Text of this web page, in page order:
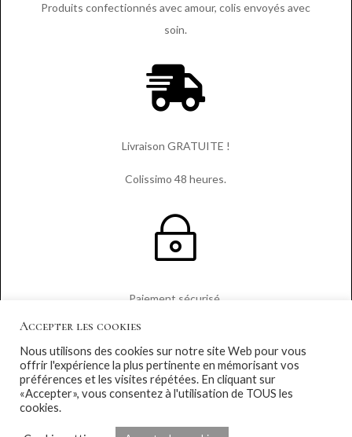
Produits confectionnés avec amour, colis envoyés avec
soin.

Livraison GRATUITE !
Colissimo 48 heures.
~
Paiement sécurisé.

Accepter les cookies
Nous utilisons des cookies sur notre site Web pour vous
offrir l'expérience la plus pertinente en mémorisant vos
préférences et les visites répétées. En cliquant sur
«Accepter», vous consentez à l'utilisation de TOUS les
cookies.